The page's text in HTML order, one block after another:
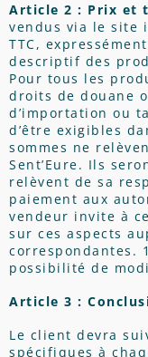
Article 2 : Prix et
vendus via le site
TTC,
descriptif des
Pour tous les
droits de douane
d’importation ou
d’être exigibles
sommes ne
Sent’Eure. Ils
relèvent de sa
paiement aux
vendeur invite à
sur ces aspects
correspondantes.
possibilité de
Article 3 :
Le client devra
spécifiques à